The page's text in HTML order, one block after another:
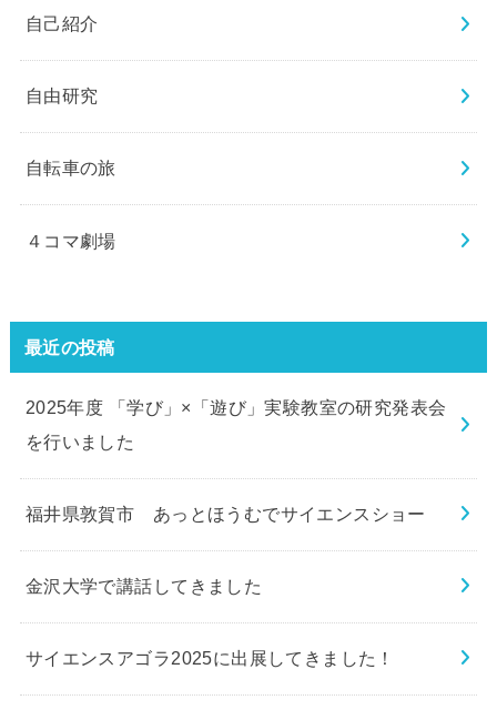
自己紹介
自由研究
自転車の旅
４コマ劇場
最近の投稿
2025年度 「学び」×「遊び」実験教室の研究発表会
を行いました
福井県敦賀市 あっとほうむでサイエンスショー
金沢大学で講話してきました
サイエンスアゴラ2025に出展してきました！